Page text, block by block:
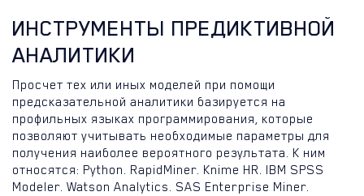
ИНСТРУМЕНТЫ ПРЕДИКТИВНОЙ
АНАЛИТИКИ
Просчет тех или иных моделей при помощи
предсказательной аналитики базируется на
профильных языках программирования, которые
позволяют учитывать необходимые параметры для
получения наиболее вероятного результата. К ним
относятся: Python. RapidMiner. Knime HR. IBM SPSS
Modeler. Watson Analytics. SAS Enterprise Miner.